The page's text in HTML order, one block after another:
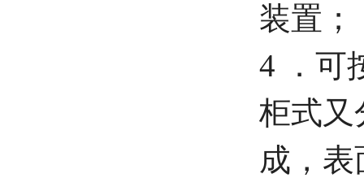
装置；
4 ．可
柜式又
成，